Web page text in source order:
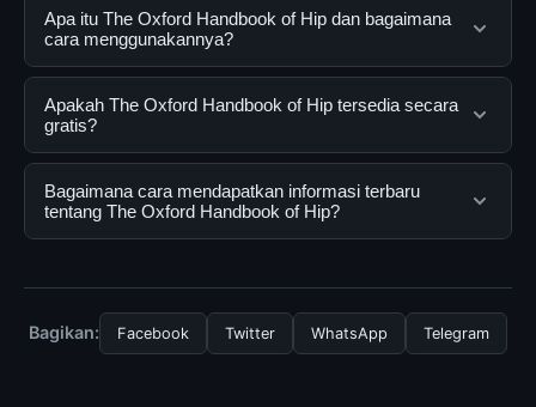
Apa itu The Oxford Handbook of Hip dan bagaimana
cara menggunakannya?
The Oxford Handbook of Hip adalah layanan digital
yang dirancang untuk membantu pengguna
mendapatkan informasi lengkap dan terpercaya. Anda
dapat menggunakannya dengan mengunjungi situs
resmi dan mengikuti panduan yang tersedia.
Apakah The Oxford Handbook of Hip tersedia secara
gratis?
Ya, The Oxford Handbook of Hip dapat diakses secara
gratis oleh semua pengguna. Tidak ada biaya
tersembunyi atau langganan yang diperlukan untuk
Bagaimana cara mendapatkan informasi terbaru
tentang The Oxford Handbook of Hip?
halaman resmi kami secara berkala. Kami selalu
memperbarui konten dengan informasi terkini dan
Bagikan: Facebook Twitter WhatsApp Telegram